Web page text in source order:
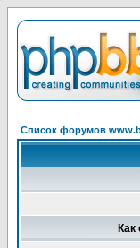
Список форумов